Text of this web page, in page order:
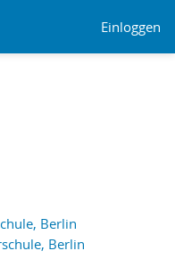
Einloggen
Berlin
Berlin